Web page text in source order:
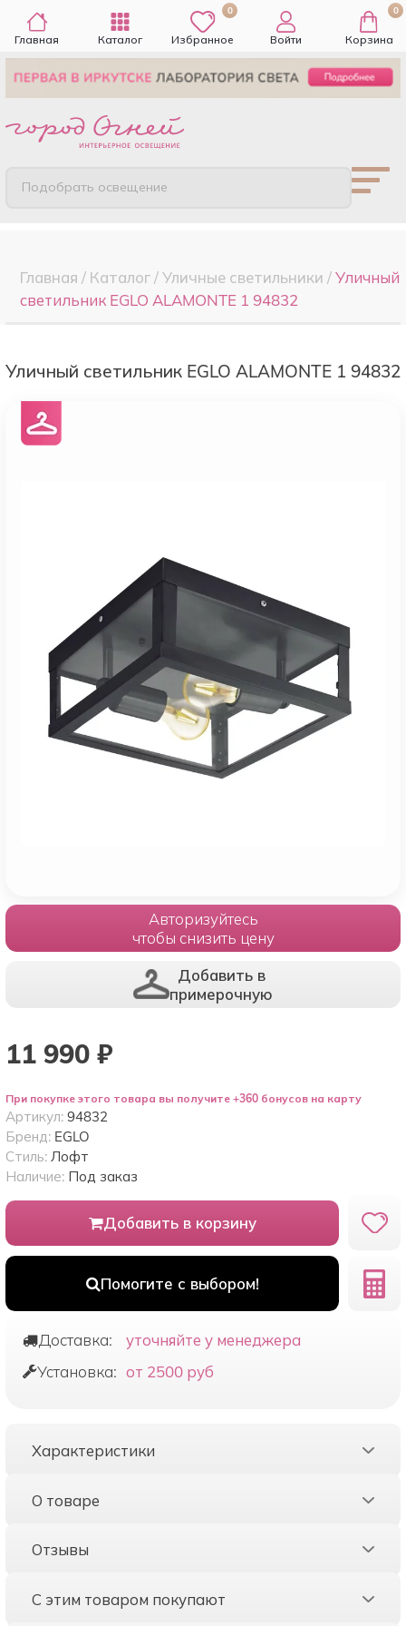
Главная Каталог
0
Избранное Войти
0
Корзина
Подобрать освещение
Главная / Каталог/Уличные светильники /Уличный
светильник EGLO ALAMONTE 1 94832
Уличный светильник EGLO ALAMONTE 1 94832
Авторизуйтесь
чтобы снизить цену
Добавить в
примерочную
11 990 ₽
При покупке этого товара вы получите +360 бонусов на карту
Добавить в корзину
Помогите с выбором!
Артикул: 94832
Бренд: EGLO
Стиль: Лофт
Наличие: Под заказ
Доставка:
уточняйте у менеджера
Установка: от 2500 руб
Характеристики
О товаре
Отзывы
С этим товаром покупают